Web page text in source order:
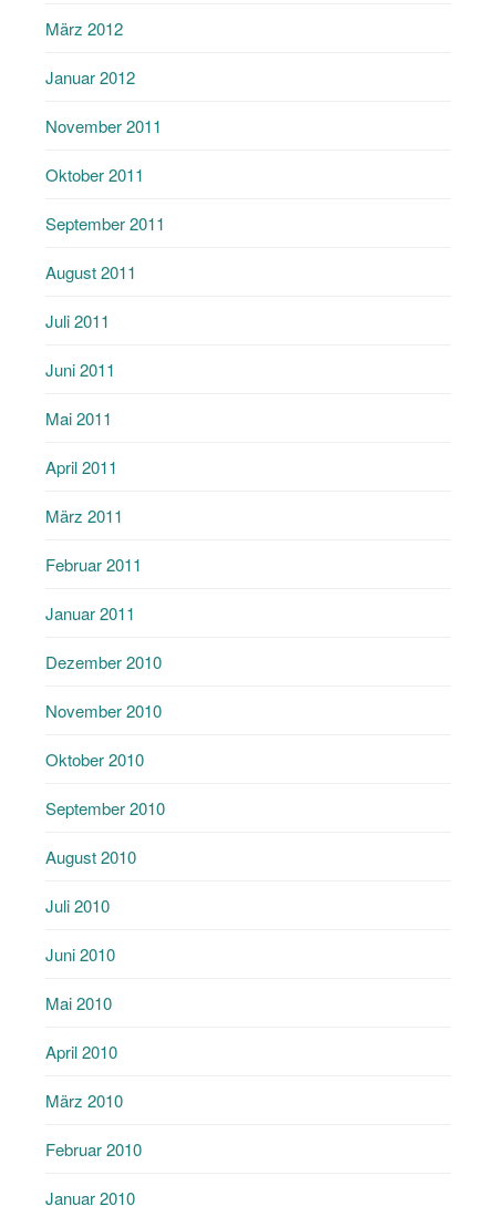
März 2012
Januar 2012
November 2011
Oktober 2011
September 2011
August 2011
Juli 2011
Juni 2011
Mai 2011
April 2011
März 2011
Februar 2011
Januar 2011
Dezember 2010
November 2010
Oktober 2010
September 2010
August 2010
Juli 2010
Juni 2010
Mai 2010
April 2010
März 2010
Februar 2010
Januar 2010